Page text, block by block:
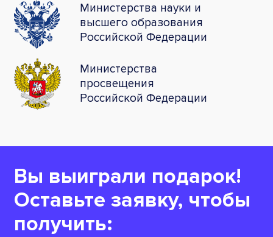
Министерства науки и
высшего образования
Российской Федерации
Министерства
просвещения
Российской Федерации
Вы выиграли подарок!
Оставьте заявку, чтобы
получить: